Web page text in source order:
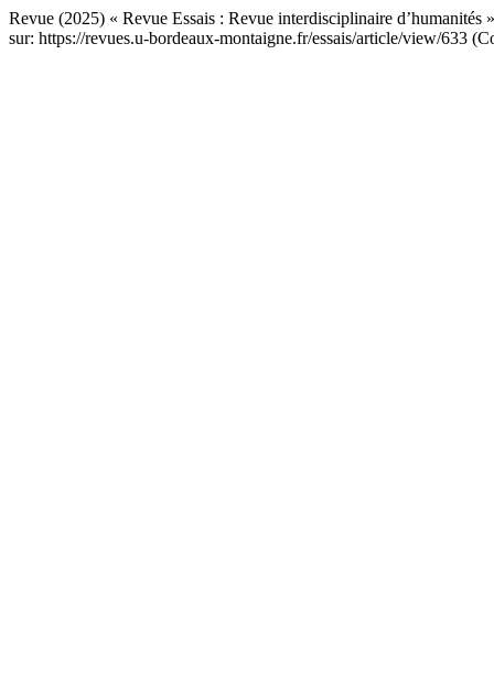
Revue (2025) « Revue Essais : Revue interdisciplinaire d’humanités
sur: https://revues.u-bordeaux-montaigne.fr/essais/article/view/633